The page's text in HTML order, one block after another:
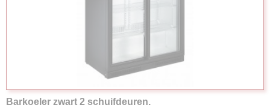
Barkoeler zwart 2 schuifdeuren.